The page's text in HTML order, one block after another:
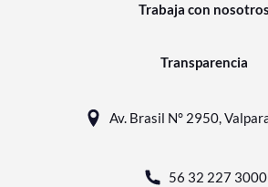
Trabaja con nosotros
Transparencia
Av. Brasil N° 2950,
56 32 227 3000